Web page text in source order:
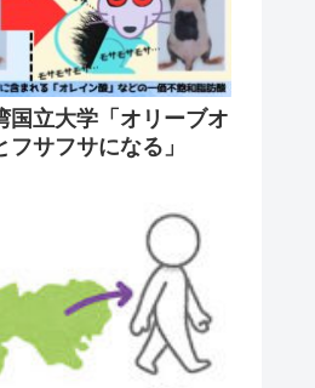
国立大学「オリーブオ
サフサになる」